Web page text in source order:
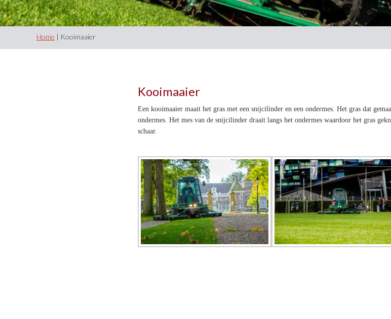
Home | Kooimaaier
Kooimaaier
Een kooimaaier maait het gras met een snijcilinder en een ondermes. Het gras dat
ondermes. Het mes van de snijcilinder draait langs het ondermes waardoor het gras
schaar.